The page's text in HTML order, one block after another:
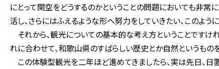
にとって関空をどうするのかということの問題においても非常
活し、さらにはふえるような形へ努力をしていきたい、このよう
それから、観光についての基本的な考え方ということですけ
れに合わせて、和歌山県のすばらしい歴史とか自然というもの
この体験型観光を二年ほど進めてきましたら、実は先日、日